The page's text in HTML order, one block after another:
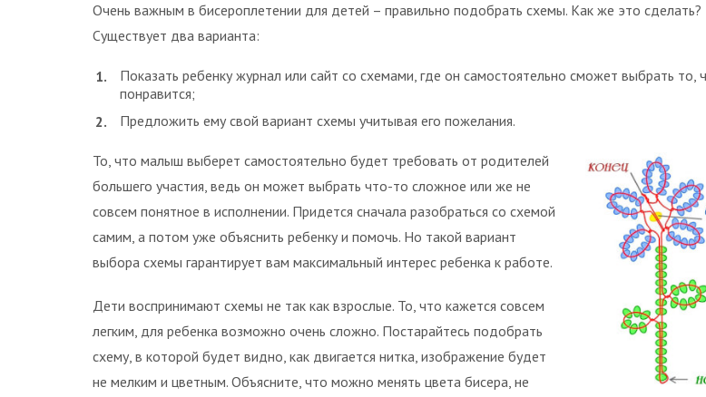
Очень важным в бисероплетении для детей – правильно подобрать схемы. Как же это сделать?
Существует два варианта:
Показать ребенку журнал или сайт со схемами, где он самостоятельно сможет выбрать то,
понравится;
Предложить ему свой вариант схемы учитывая его пожелания.
То, что малыш выберет самостоятельно будет требовать от родителей
большего участия, ведь он может выбрать что-то сложное или же не
совсем понятное в исполнении. Придется сначала разобраться со схемой
самим, а потом уже объяснить ребенку и помочь. Но такой вариант
выбора схемы гарантирует вам максимальный интерес ребенка к работе.
Дети воспринимают схемы не так как взрослые. То, что кажется совсем
легким, для ребенка возможно очень сложно. Постарайтесь подобрать
схему, в которой будет видно, как двигается нитка, изображение будет
не мелким и цветным. Объясните, что можно менять цвета бисера, не